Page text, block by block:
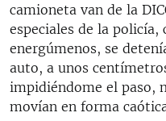
camioneta van de la
especiales de la policía,
energúmenos, se
auto, a unos
impidiéndome el paso,
movían en forma